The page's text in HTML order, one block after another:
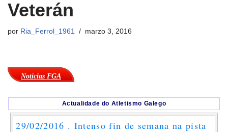
Veterán
por Ria_Ferrol_1961 marzo 3, 2016
Noticias FGA
Actualidade do Atletismo Galego
29/02/2016 . Intenso fin de semana na pista